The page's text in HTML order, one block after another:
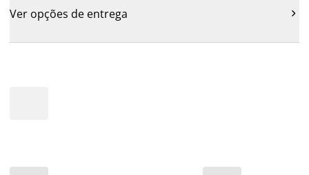
Ver opções de entrega 